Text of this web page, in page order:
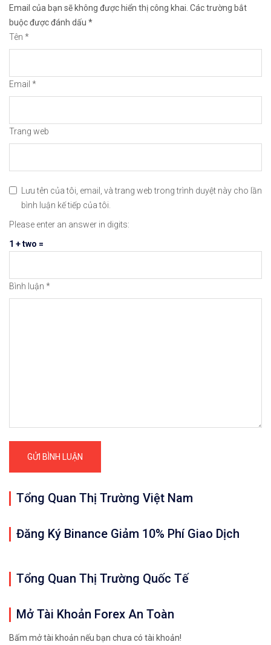
🔗https://chungkhoanforex.com/29-12-2020-khi-
Email của bạn sẽ không được hiển thị công khai. Các trường bắt
buộc được đánh dấu *
Tên *
Email *
Trang web
Lưu tên của tôi, email, và trang web trong trình duyệt này cho lần
bình luận kế tiếp của tôi.
Please enter an answer in digits:
1 + two =
Bình luận *
Tổng Quan Thị Trường Việt Nam
Đăng Ký Binance Giảm 10% Phí Giao Dịch
Tổng Quan Thị Trường Quốc Tế
Mở Tài Khoản Forex An Toàn
Bấm mở tài khoản nếu bạn chưa có tài khoản!